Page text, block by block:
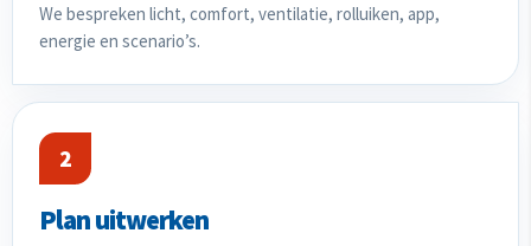
We bespreken licht, comfort, ventilatie, rolluiken, app,
energie en scenario’s.
2
Plan uitwerken